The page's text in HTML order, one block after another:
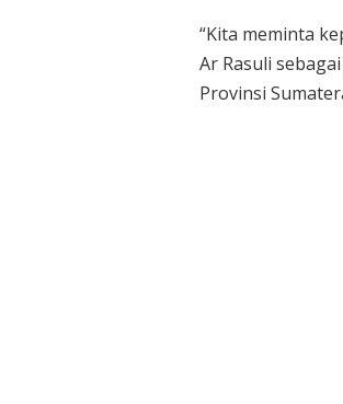
“Kita meminta
Ar Rasuli
Provinsi